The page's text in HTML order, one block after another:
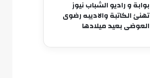
بوابة و راديو الشباب نيوز
تهنئ الكاتبة والاديبه رضوى
العوضى بعيد ميلادها